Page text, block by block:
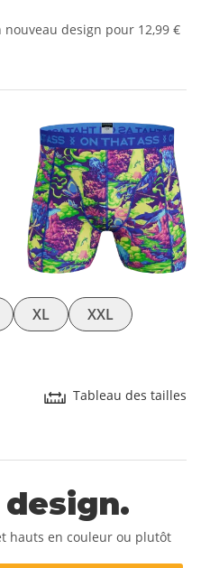
nouveau design pour 12,99 €
XL
XXL
Tableau des tailles
hauts en couleur ou plutôt